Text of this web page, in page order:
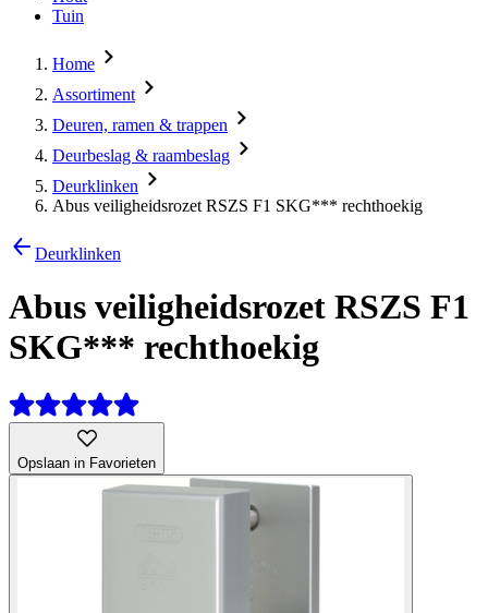
Tuin
Home
Assortiment
Deuren, ramen & trappen
Deurbeslag & raambeslag
Deurklinken
Abus veiligheidsrozet RSZS F1 SKG*** rechthoekig
Deurklinken
Abus veiligheidsrozet RSZS F1
SKG*** rechthoekig
Opslaan in Favorieten